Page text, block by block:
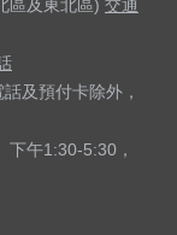
區及東北區) 交通
及預付卡除外，
下午1:30-5:30，